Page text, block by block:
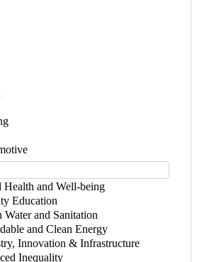
and Well-being
Education
and Sanitation
and Clean Energy
Innovation & Infrastructure
Inequality